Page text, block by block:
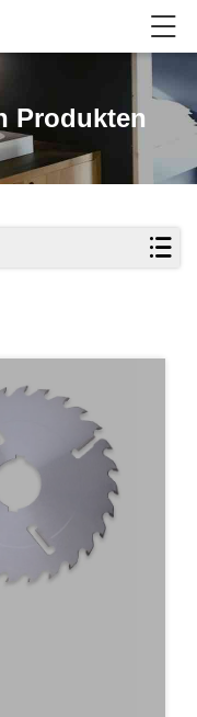
Produkten